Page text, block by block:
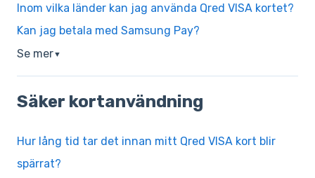
Inom vilka länder kan jag använda Qred VISA kortet?
Kan jag betala med Samsung Pay?
Se mer▼
Säker kortanvändning
Hur lång tid tar det innan mitt Qred VISA kort blir
spärrat?